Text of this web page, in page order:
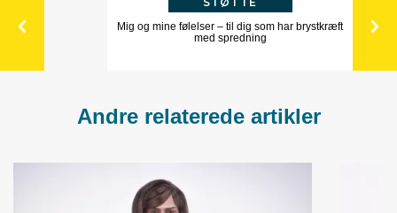
Mig og mine følelser – til dig som har brystkræft
med spredning
Andre relaterede artikler